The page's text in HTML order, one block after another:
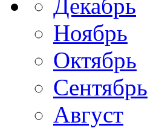
Декабрь
Ноябрь
Октябрь
Сентябрь
Август